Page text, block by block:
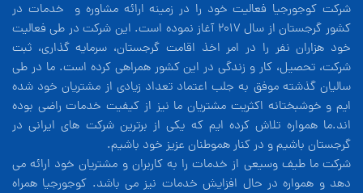
شرکت کوجورجیا فعالیت خود را در زمینه ارائه مشاوره و خدمات در
کشور گرجستان از سال 2017 آغاز نموده است. این شرکت در طی فعالیت
خود هزاران نفر را در امر اخذ اقامت گرجستان، سرمایه گذاری، ثبت
شرکت، تحصیل، کار و زندگی در این کشور همراهی کرده است. ما در طی
سالیان گذشته موفق به جلب اعتماد تعداد زیادی از مشتریان خود شده
ایم و خوشبختانه اکثریت مشتریان ما نیز از کیفیت خدمات راضی بوده
اند.ما همواره تلاش کرده ایم که یکی از برترین شرکت های ایرانی در
گرجستان باشیم و در کنار هموطنان عزیز خود باشیم.
شرکت ما طیف وسیعی از خدمات را به کاربران و مشتریان خود ارائه می
دهد و همواره در حال افزایش خدمات نیز می باشد. کوجورجیا همراه